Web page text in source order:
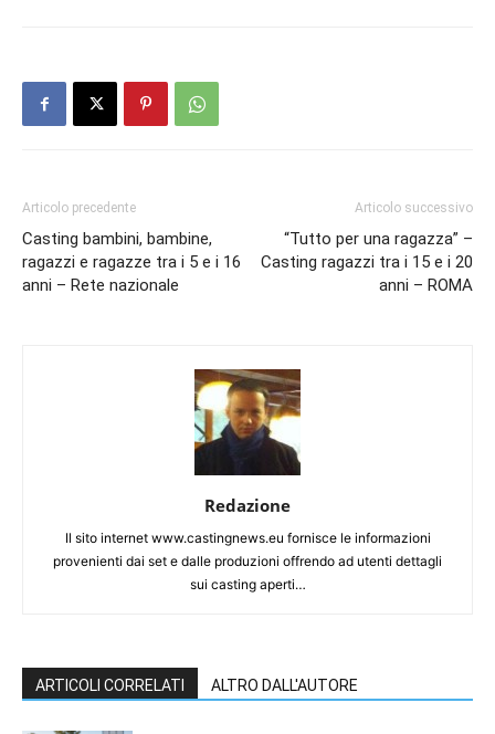
Articolo precedente
Casting bambini, bambine,
ragazzi e ragazze tra i 5 e i 16
anni – Rete nazionale
Articolo successivo
“Tutto per una ragazza” –
Casting ragazzi tra i 15 e i 20
anni – ROMA
Redazione
Il sito internet www.castingnews.eu fornisce le informazioni
provenienti dai set e dalle produzioni offrendo ad utenti dettagli
sui casting aperti…
ARTICOLI CORRELATI ALTRO DALL'AUTORE